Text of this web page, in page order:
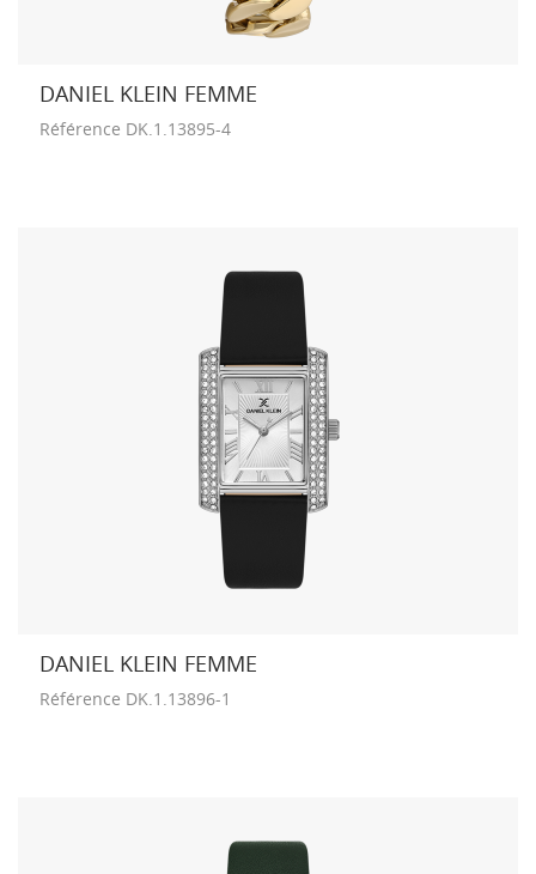
DANIEL KLEIN FEMME
Référence DK.1.13895-4
DANIEL KLEIN FEMME
Référence DK.1.13896-1